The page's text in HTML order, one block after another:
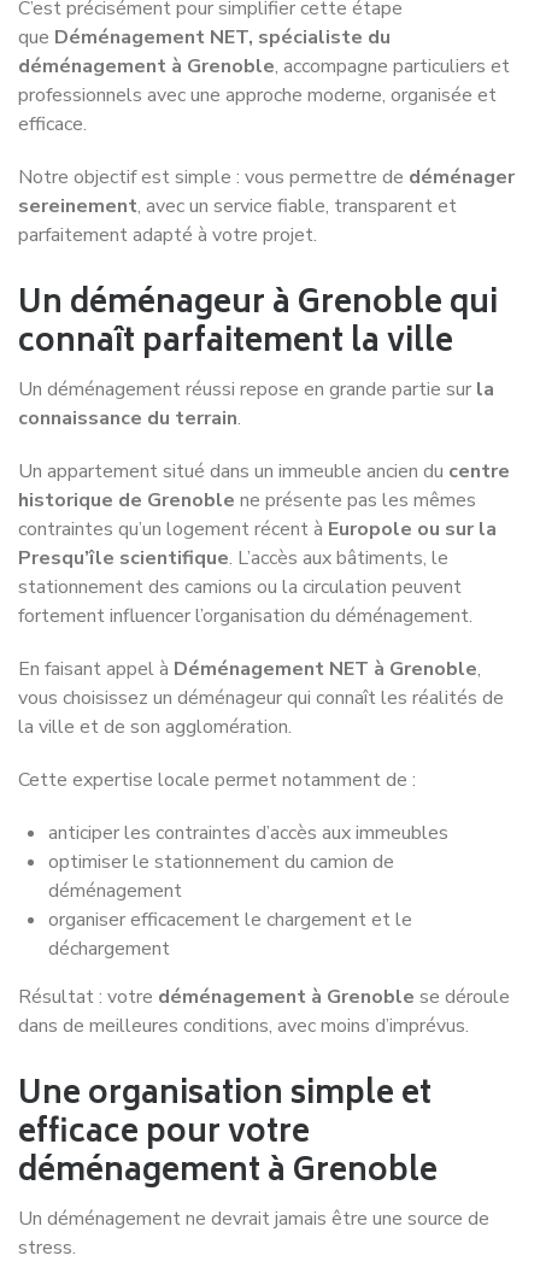
conditions.
Notre couverture enIsèreet dans
toute la France
Nous desservons toute la région
Auvergne-Rhône-Alpes
Aix-les-Bains
Service de déménagement à
Annecy
Service de déménagement
à Annemasse
Saint-Priest
Service de déménagement à
Lyon
Service de déménagement